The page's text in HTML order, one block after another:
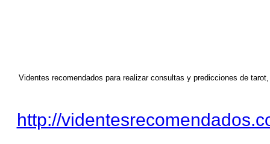
Videntes recomendados para realizar consultas y predicciones de
http://